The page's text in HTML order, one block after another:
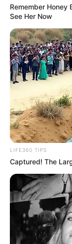
Remember Honey
See Her Now
LIFE360 TIPS
Captured! The